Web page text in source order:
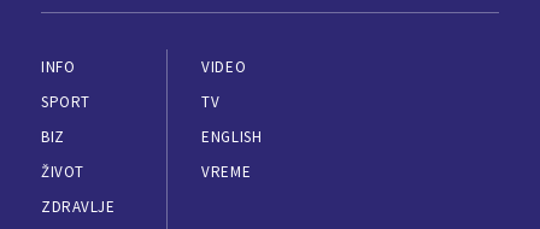
INFO
SPORT
BIZ
ŽIVOT
ZDRAVLJE
VIDEO
TV
ENGLISH
VREME